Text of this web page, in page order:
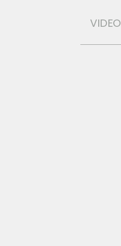
VIDEO